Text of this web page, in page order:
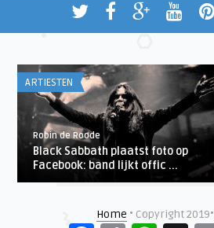
ARTIESTEN
Robin de Roode
Black Sabbath plaatst foto op
Facebook: band lijkt offic ...
Home • Copyright 2019•